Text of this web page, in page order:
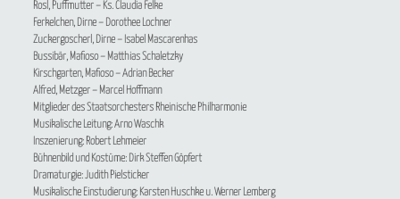
Rosl, Puffmutter – Ks. Claudia Felke
Ferkelchen, Dirne – Dorothee Lochner
Zuckergoscherl, Dirne – Isabel Mascarenhas
Bussibär, Mafioso – Matthias Schaletzky
Kirschgarten, Mafioso – Adrian Becker
Alfred, Metzger – Marcel Hoffmann
Mitglieder des Staatsorchesters Rheinische Philharmonie
Musikalische Leitung: Arno Waschk
Inszenierung: Robert Lehmeier
Bühnenbild und Kostüme: Dirk Steffen Göpfert
Dramaturgie: Judith Pielsticker
Musikalische Einstudierung: Karsten Huschke u. Werner Lemberg